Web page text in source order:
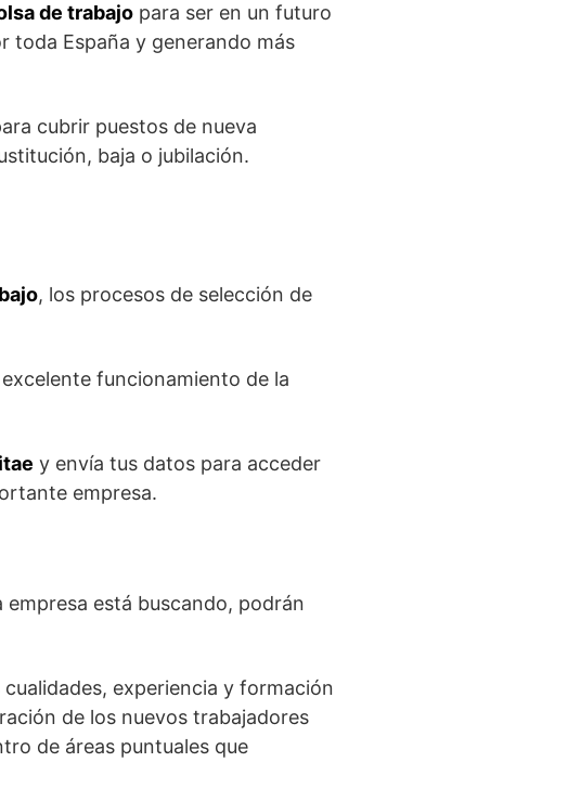
de trabajo para ser en un futuro
toda España y generando más
cubrir puestos de nueva
baja o jubilación.
, los procesos de selección de
funcionamiento de la
y envía tus datos para acceder
empresa.
está buscando, podrán
experiencia y formación
de los nuevos trabajadores
de áreas puntuales que